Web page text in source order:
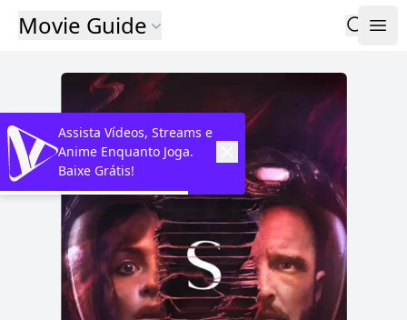
Movie Guide
Assista Vídeos, Streams e
Anime Enquanto Joga.
Baixe Grátis!